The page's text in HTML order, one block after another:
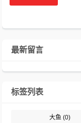
最新留言
标签列表
大鱼 (0)